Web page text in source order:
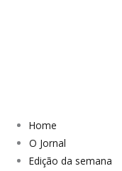
Home
O Jornal
Edição da semana